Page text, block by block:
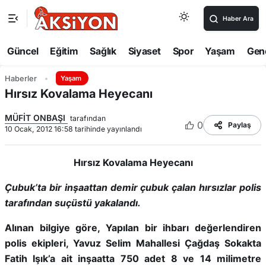
Haber Ara
Güncel Eğitim Sağlık Siyaset Spor Yaşam
Haberler Yaşam
Hırsız Kovalama Heyecanı
MÜFİT ONBAŞI tarafından
10 Ocak, 2012 16:58 tarihinde yayınlandı
0 Paylaş
Hırsız Kovalama Heyecanı
Çubuk’ta bir inşaattan demir çubuk çalan hırsızlar polis
tarafından suçüstü yakalandı.
Alınan bilgiye göre, Yapılan bir ihbarı değerlendiren
polis ekipleri, Yavuz Selim Mahallesi Çağdaş Sokakta
Fatih Işık’a ait inşaatta 750 adet 8 ve 14 milimetre